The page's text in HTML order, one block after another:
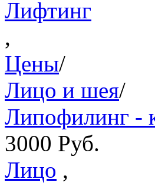
Лифтинг
,
Цены/
Лицо и шея/
Липофилинг -
3000 Руб.
Лицо ,